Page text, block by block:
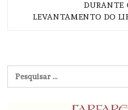
DURANTE
LEVANTAMENTO DO